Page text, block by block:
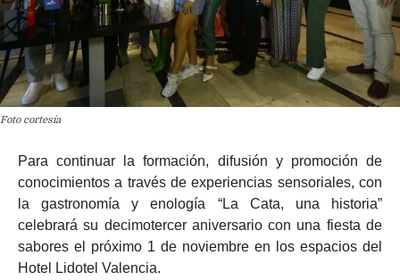
Foto cortesía
Para continuar la formación, difusión y promoción de
conocimientos a través de experiencias sensoriales, con
la gastronomía y enología “La Cata, una historia”
celebrará su decimotercer aniversario con una fiesta de
sabores el próximo 1 de noviembre en los espacios del
Hotel Lidotel Valencia.